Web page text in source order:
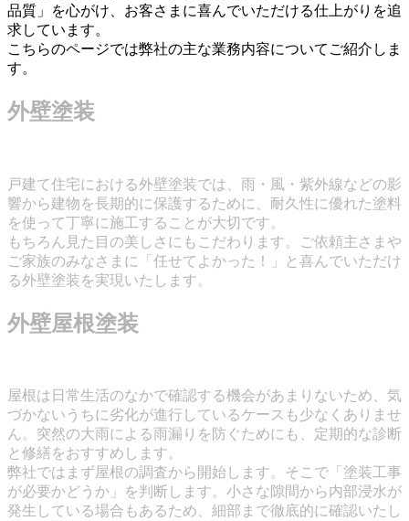
品質」を心がけ、お客さまに喜んでいただける仕上がりを追
求しています。
こちらのページでは弊社の主な業務内容についてご紹介しま
す。
外壁塗装
戸建て住宅における外壁塗装では、雨・風・紫外線などの影
響から建物を長期的に保護するために、耐久性に優れた塗料
を使って丁寧に施工することが大切です。
もちろん見た目の美しさにもこだわります。ご依頼主さまや
ご家族のみなさまに「任せてよかった！」と喜んでいただけ
る外壁塗装を実現いたします。
外壁屋根塗装
屋根は日常生活のなかで確認する機会があまりないため、気
づかないうちに劣化が進行しているケースも少なくありませ
ん。突然の大雨による雨漏りを防ぐためにも、定期的な診断
と修繕をおすすめします。
弊社ではまず屋根の調査から開始します。そこで「塗装工事
が必要かどうか」を判断します。小さな隙間から内部浸水が
発生している場合もあるため、細部まで徹底的に確認いたし